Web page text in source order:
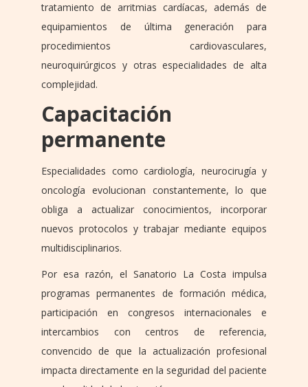
tratamiento de arritmias cardíacas, además de
equipamientos de última generación para
procedimientos cardiovasculares,
neuroquirúrgicos y otras especialidades de alta
complejidad.
Capacitación
permanente
Especialidades como cardiología, neurocirugía y
oncología evolucionan constantemente, lo que
obliga a actualizar conocimientos, incorporar
nuevos protocolos y trabajar mediante equipos
multidisciplinarios.
Por esa razón, el Sanatorio La Costa impulsa
programas permanentes de formación médica,
participación en congresos internacionales e
intercambios con centros de referencia,
convencido de que la actualización profesional
impacta directamente en la seguridad del paciente